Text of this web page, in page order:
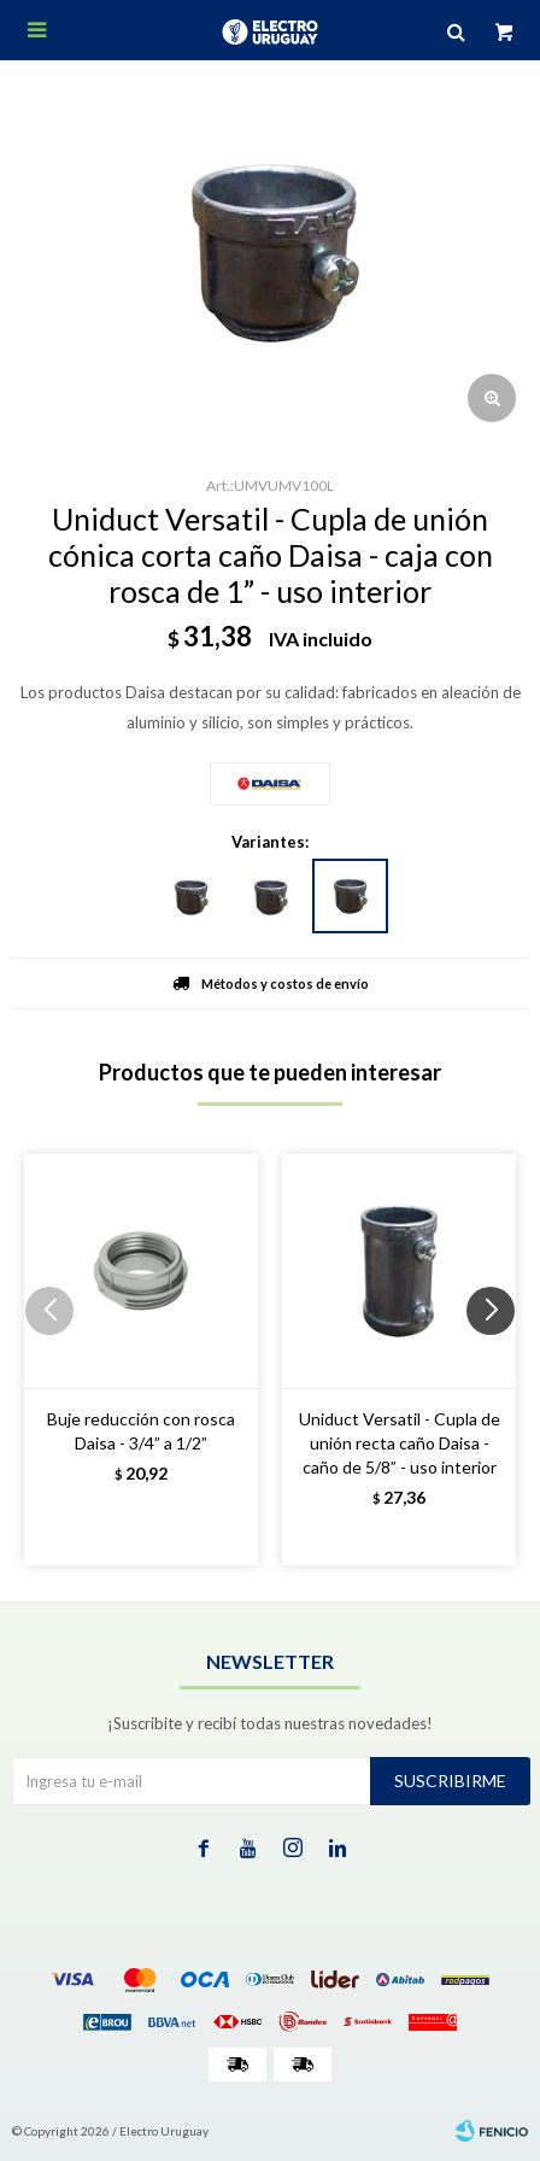

UMVUMV100L
Uniduct Versatil - Cupla de unión
cónica corta caño Daisa - caja con
rosca de 1” - uso interior
$31,38 IVA incluido
Los productos Daisa destacan por su calidad: fabricados en aleación de
aluminio y silicio, son simples y prácticos.
Variantes:
Métodos y costos de envío
Productos que te pueden interesar
Buje reducción con rosca
Daisa - 3/4” a 1/2”
$ 20,92
Uniduct Versatil - Cupla de
unión recta caño Daisa -
caño de 5/8” - uso interior
$ 27,36
NEWSLETTER
¡Suscribite y recibí todas nuestras novedades!
SUSCRIBIRME
   
© Copyright 2026 / Electro Uruguay